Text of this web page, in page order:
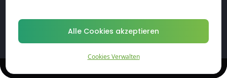
Alle Cookies akzeptieren
Cookies Verwalten